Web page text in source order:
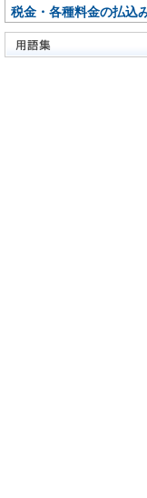
税金・各種料金の払込